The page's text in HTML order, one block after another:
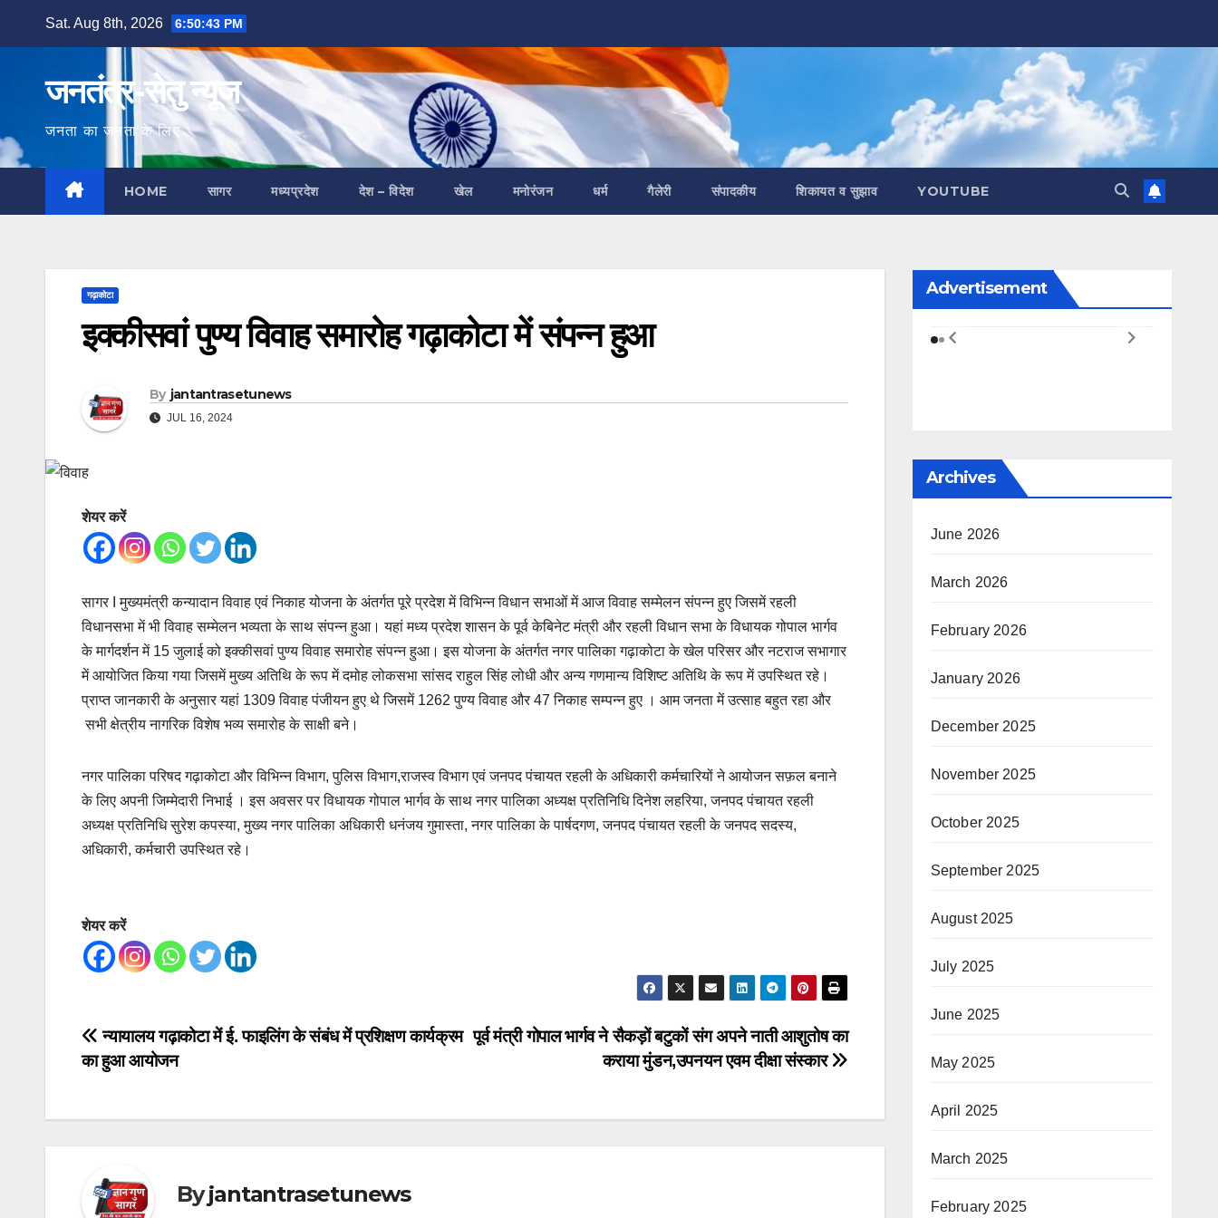
Sat. Aug 8th, 2026 6:50:44 PM
जनतंत्र-सेतु न्यूज
जनता का जनता के लिए
HOME सागर मध्यप्रदेश देश – विदेश खेल मनोरंजन धर्म गैलेरी संपादकीय शिकायत व सुझाव YOUTUBE
गढ़ाकोटा
इक्कीसवां पुण्य विवाह समारोह गढ़ाकोटा में संपन्न हुआ
By jantantrasetunews
JUL 16, 2024
शेयर करें
सागर I मुख्यमंत्री कन्यादान विवाह एवं निकाह योजना के अंतर्गत पूरे प्रदेश में विभिन्न विधान सभाओं में आज विवाह सम्मेलन संपन्न हुए जिसमें रहली
विधानसभा में भी विवाह सम्मेलन भव्यता के साथ संपन्न हुआ। यहां मध्य प्रदेश शासन के पूर्व केबिनेट मंत्री और रहली विधान सभा के विधायक गोपाल भार्गव
के मार्गदर्शन में 15 जुलाई को इक्कीसवां पुण्य विवाह समारोह संपन्न हुआ। इस योजना के अंतर्गत नगर पालिका गढ़ाकोटा के खेल परिसर और नटराज सभागार
में आयोजित किया गया जिसमें मुख्य अतिथि के रूप में दमोह लोकसभा सांसद राहुल सिंह लोधी और अन्य गणमान्य विशिष्ट अतिथि के रूप में उपस्थित रहे।
प्राप्त जानकारी के अनुसार यहां 1309 विवाह पंजीयन हुए थे जिसमें 1262 पुण्य विवाह और 47 निकाह सम्पन्न हुए । आम जनता में उत्साह बहुत रहा और
सभी क्षेत्रीय नागरिक विशेष भव्य समारोह के साक्षी बने।
नगर पालिका परिषद गढ़ाकोटा और विभिन्न विभाग, पुलिस विभाग,राजस्व विभाग एवं जनपद पंचायत रहली के अधिकारी कर्मचारियों ने आयोजन सफ़ल बनाने
के लिए अपनी जिम्मेदारी निभाई । इस अवसर पर विधायक गोपाल भार्गव के साथ नगर पालिका अध्यक्ष प्रतिनिधि दिनेश लहरिया, जनपद पंचायत रहली
अध्यक्ष प्रतिनिधि सुरेश कपस्या, मुख्य नगर पालिका अधिकारी धनंजय गुमास्ता, नगर पालिका के पार्षदगण, जनपद पंचायत रहली के जनपद सदस्य,
अधिकारी, कर्मचारी उपस्थित रहे।
शेयर करें
Post
navigation
पूर्व मंत्री गोपाल भार्गव ने सैकड़ों बटुकों संग अपने नाती आशुतोष का
कराया मुंडन,उपनयन एवम दीक्षा संस्कार
न्यायालय गढ़ाकोटा में ई. फाइलिंग के संबंध में प्रशिक्षण कार्यक्रम
का हुआ आयोजन
Byjantantrasetunews
Advertisement
Archives
June 2026
March 2026
February 2026
January 2026
December 2025
November 2025
October 2025
September 2025
August 2025
July 2025
June 2025
May 2025
April 2025
March 2025
February 2025